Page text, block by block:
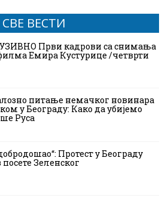
СВЕ ВЕСТИ
Први кадрови са снимања
Емира Кустурице /четврти
питање немачког новинара
у Београду: Како да убијемо
Руса
Протест у Београду
Зеленског